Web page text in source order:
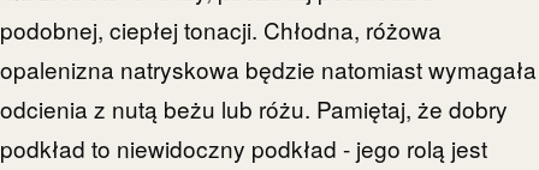
podobnej, ciepłej tonacji. Chłodna, różowa
opalenizna natryskowa będzie natomiast wymagała
odcienia z nutą beżu lub różu. Pamiętaj, że dobry
podkład to niewidoczny podkład - jego rolą jest